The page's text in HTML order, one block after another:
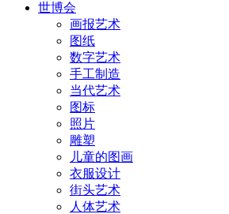
世博会
画报艺术
图纸
数字艺术
手工制造
当代艺术
图标
照片
雕塑
儿童的图画
衣服设计
街头艺术
人体艺术